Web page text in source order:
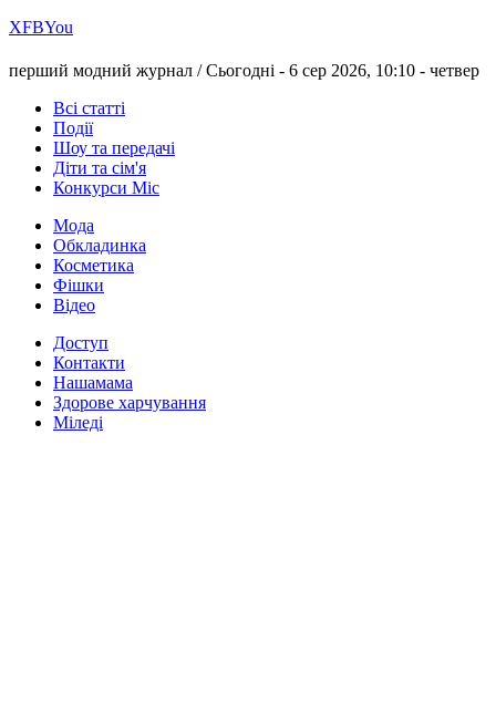
ХFBYou
перший модний журнал /Сьогодні - 6 сер 2026, 10:10 - четвер
Всі статті
Події
Шоу та передачі
Діти та сім'я
Конкурси Міс
Мода
Обкладинка
Косметика
Фішки
Відео
Доступ
Контакти
Нашамама
Здорове харчування
Міледі